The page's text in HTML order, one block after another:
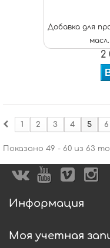
Добавка для
2
1 2 3 4 5 6
Показано 49 - 60 из 63
Информация
Моя учетная